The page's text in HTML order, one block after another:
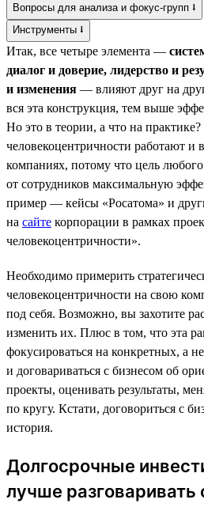
Вопросы для анализа и фокус-групп ⭣
Инструменты ⭣
Итак, все четыре элемента —
диалог и доверие, лидерство и
и изменения — влияют друг на
вся эта конструкция, тем выше
Но это в теории, а что на
человекоцентричности работают
компаниях, потому что цель
от сотрудников максимальную
пример — кейсы «Росатома» и
на сайте корпорации в рамках
человекоцентричности».
Необходимо примерить
человекоцентричности на свою
под себя. Возможно, вы захотите
изменить их. Плюс в том, что эта
фокусироваться на конкретных, а
и договариваться с бизнесом об
проекты, оценивать результаты,
по кругу. Кстати, договориться с
история.
Долгосрочные
лучше разговаривать